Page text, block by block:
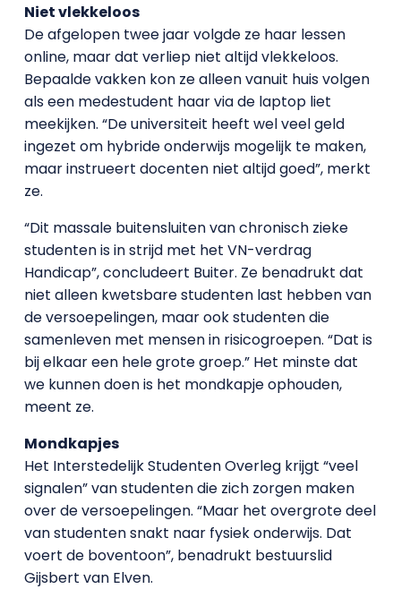
Niet vlekkeloos
De afgelopen twee jaar volgde ze haar lessen
online, maar dat verliep niet altijd vlekkeloos.
Bepaalde vakken kon ze alleen vanuit huis volgen
als een medestudent haar via de laptop liet
meekijken. “De universiteit heeft wel veel geld
ingezet om hybride onderwijs mogelijk te maken,
maar instrueert docenten niet altijd goed”, merkt
ze.
“Dit massale buitensluiten van chronisch zieke
studenten is in strijd met het VN-verdrag
Handicap”, concludeert Buiter. Ze benadrukt dat
niet alleen kwetsbare studenten last hebben van
de versoepelingen, maar ook studenten die
samenleven met mensen in risicogroepen. “Dat is
bij elkaar een hele grote groep.” Het minste dat
we kunnen doen is het mondkapje ophouden,
meent ze.
Mondkapjes
Het Interstedelijk Studenten Overleg krijgt “veel
signalen” van studenten die zich zorgen maken
over de versoepelingen. “Maar het overgrote deel
van studenten snakt naar fysiek onderwijs. Dat
voert de boventoon”, benadrukt bestuurslid
Gijsbert van Elven.